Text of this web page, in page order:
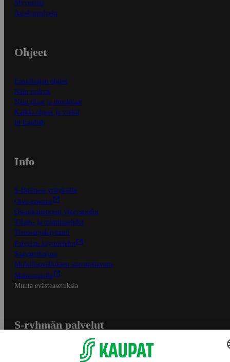
Myymälät
Asiakaspalvelu
Ohjeet
Ensitilaajan ohjeet
Näin maksat
Näin tilaat ja muokkaat
Kaikki ohjeet ja vinkit
In English
Info
S-Business yrityksille
Oiva-raportit
Osuuskauppojen yhteystiedot
Tilaus- ja toimitusehdot
Tietosuojakäytäntö
Palvelun käyttöehdot
Saavutettavuus
Mobiilisovelluksen saavutettavuus
Mainostajalle
Muuta evästeasetuksia
S-ryhmän palvelut